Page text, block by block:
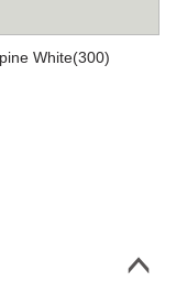
White(300)